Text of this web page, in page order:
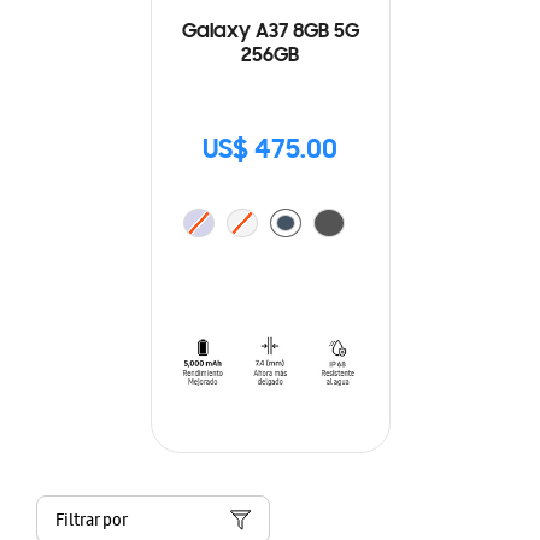
Galaxy A37 8GB 5G
256GB
US$ 475.00
Filtrar por